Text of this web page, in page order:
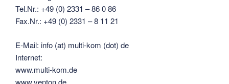
Tel.Nr.: +49 (0) 2331 – 86 0 86
Fax.Nr.: +49 (0) 2331 – 8 11 21
E-Mail: info (at) multi-kom (dot) de
Internet:
www.multi-kom.de
www.venton.de